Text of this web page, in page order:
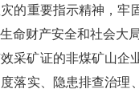
的重要指示精神，
命财产安全和社会大局
采矿证的非煤矿山企
落实、隐患排查治